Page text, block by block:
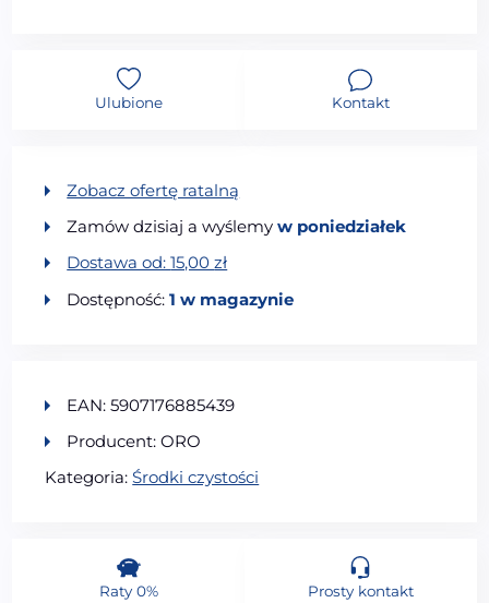
Ulubione Kontakt
Zobacz ofertę ratalną
Zamów dzisiaj a wyślemyw poniedziałek
Dostawa od:15,00zł
Dostępność:1 w magazynie
EAN: 5907176885439
Producent: ORO
Kategoria:Środki czystości
Raty 0% Prosty kontakt